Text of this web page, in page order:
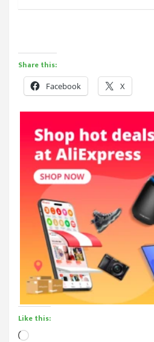
Share this:
Facebook X
Like this:
Loading…